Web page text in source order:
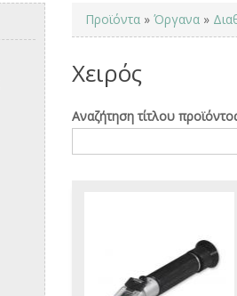
You are here
Προϊόντα »Όργανα »
Χειρός
Αναζήτηση τίτλου